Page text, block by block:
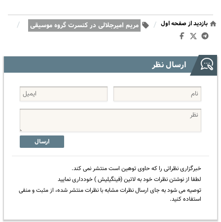
بازدید از صفحه اول / مریم امیرجلالی در کنسرت گروه موسیقی /
ارسال نظر
ارسال
خبرگزاری نظراتی را که حاوی توهین است منتشر نمی کند.
لطفا از نوشتن نظرات خود به لاتین (فینگیلیش ) خودداری نمایید
توصیه می شود به جای ارسال نظرات مشابه با نظرات منتشر شده، از مثبت و منفی
استفاده کنید.